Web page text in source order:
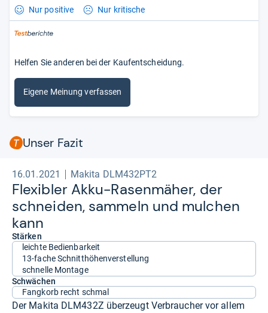
Nur positive Nur kritische
Helfen Sie anderen bei der Kaufentscheidung.
Eigene Meinung verfassen
Unser Fazit
16.01.2021 Makita DLM432PT2
Fle­xibler Akku-​Rasen­mä­her, der
schnei­den, sam­meln und mul­chen
kann
Stärken
leichte Bedienbarkeit
13-fache Schnitthöhenverstellung
schnelle Montage
Schwächen
Fangkorb recht schmal
Der Makita DLM432Z überzeugt Verbraucher vor allem